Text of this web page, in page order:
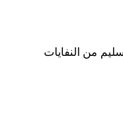
من النفايات